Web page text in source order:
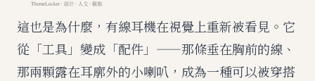
這也是為什麼，有線耳機在視覺上重新被看見。它
從「工具」變成「配件」——那條垂在胸前的線、
那兩顆露在耳廓外的小喇叭，成為一種可以被穿搭